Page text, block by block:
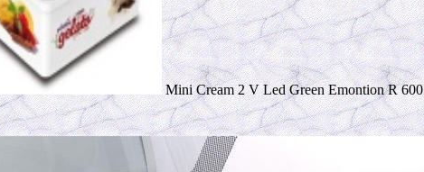
Mini Cream 2 V Led Green Emontion R